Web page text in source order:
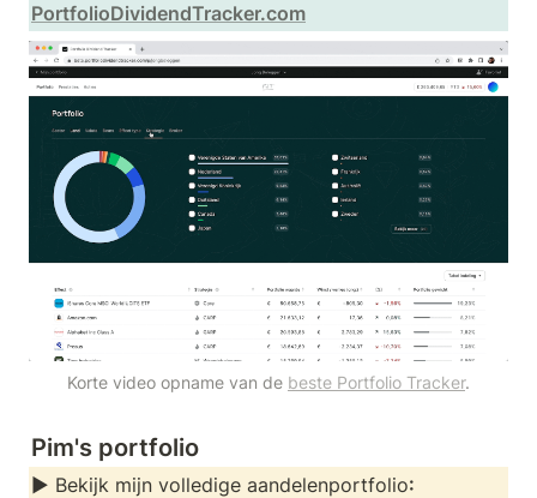
PortfolioDividendTracker.com
Korte video opname van de beste Portfolio Tracker.
Pim's portfolio
► Bekijk mijn volledige aandelenportfolio